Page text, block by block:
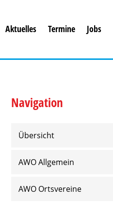
Aktuelles Termine Jobs
Navigation
Übersicht
AWO Allgemein
AWO Ortsvereine